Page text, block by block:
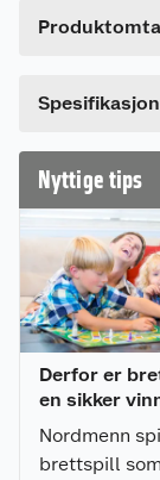
og mye å
Nyttige tips
Derfor er
en sikker
Nordmenn
brettspill